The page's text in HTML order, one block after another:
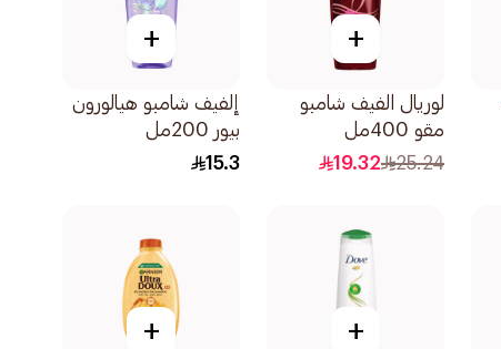
+
لوريال الفيف شامبو
مقوٍ 400مل
25.24
19.32
+
إلفيف شامبو هيالورون
بيور 200مل
15.3
+
+